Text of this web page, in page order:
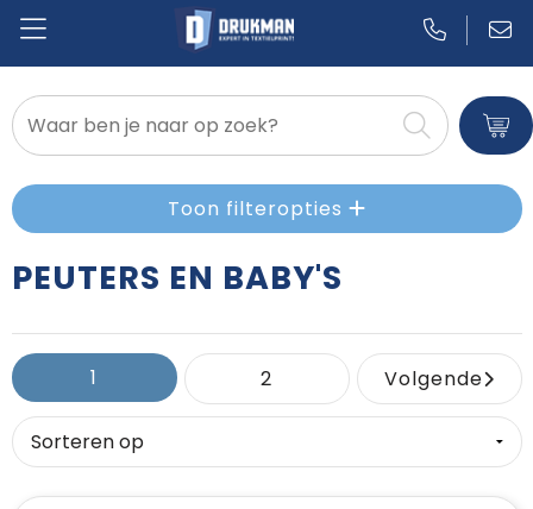
Badtextiel en Douche
Caps, Hoeden en Mutsen
Dekens, Fleecedekens en Kussens
Gilets
Toon filteropties
PEUTERS EN BABY'S
1 2 Volgende